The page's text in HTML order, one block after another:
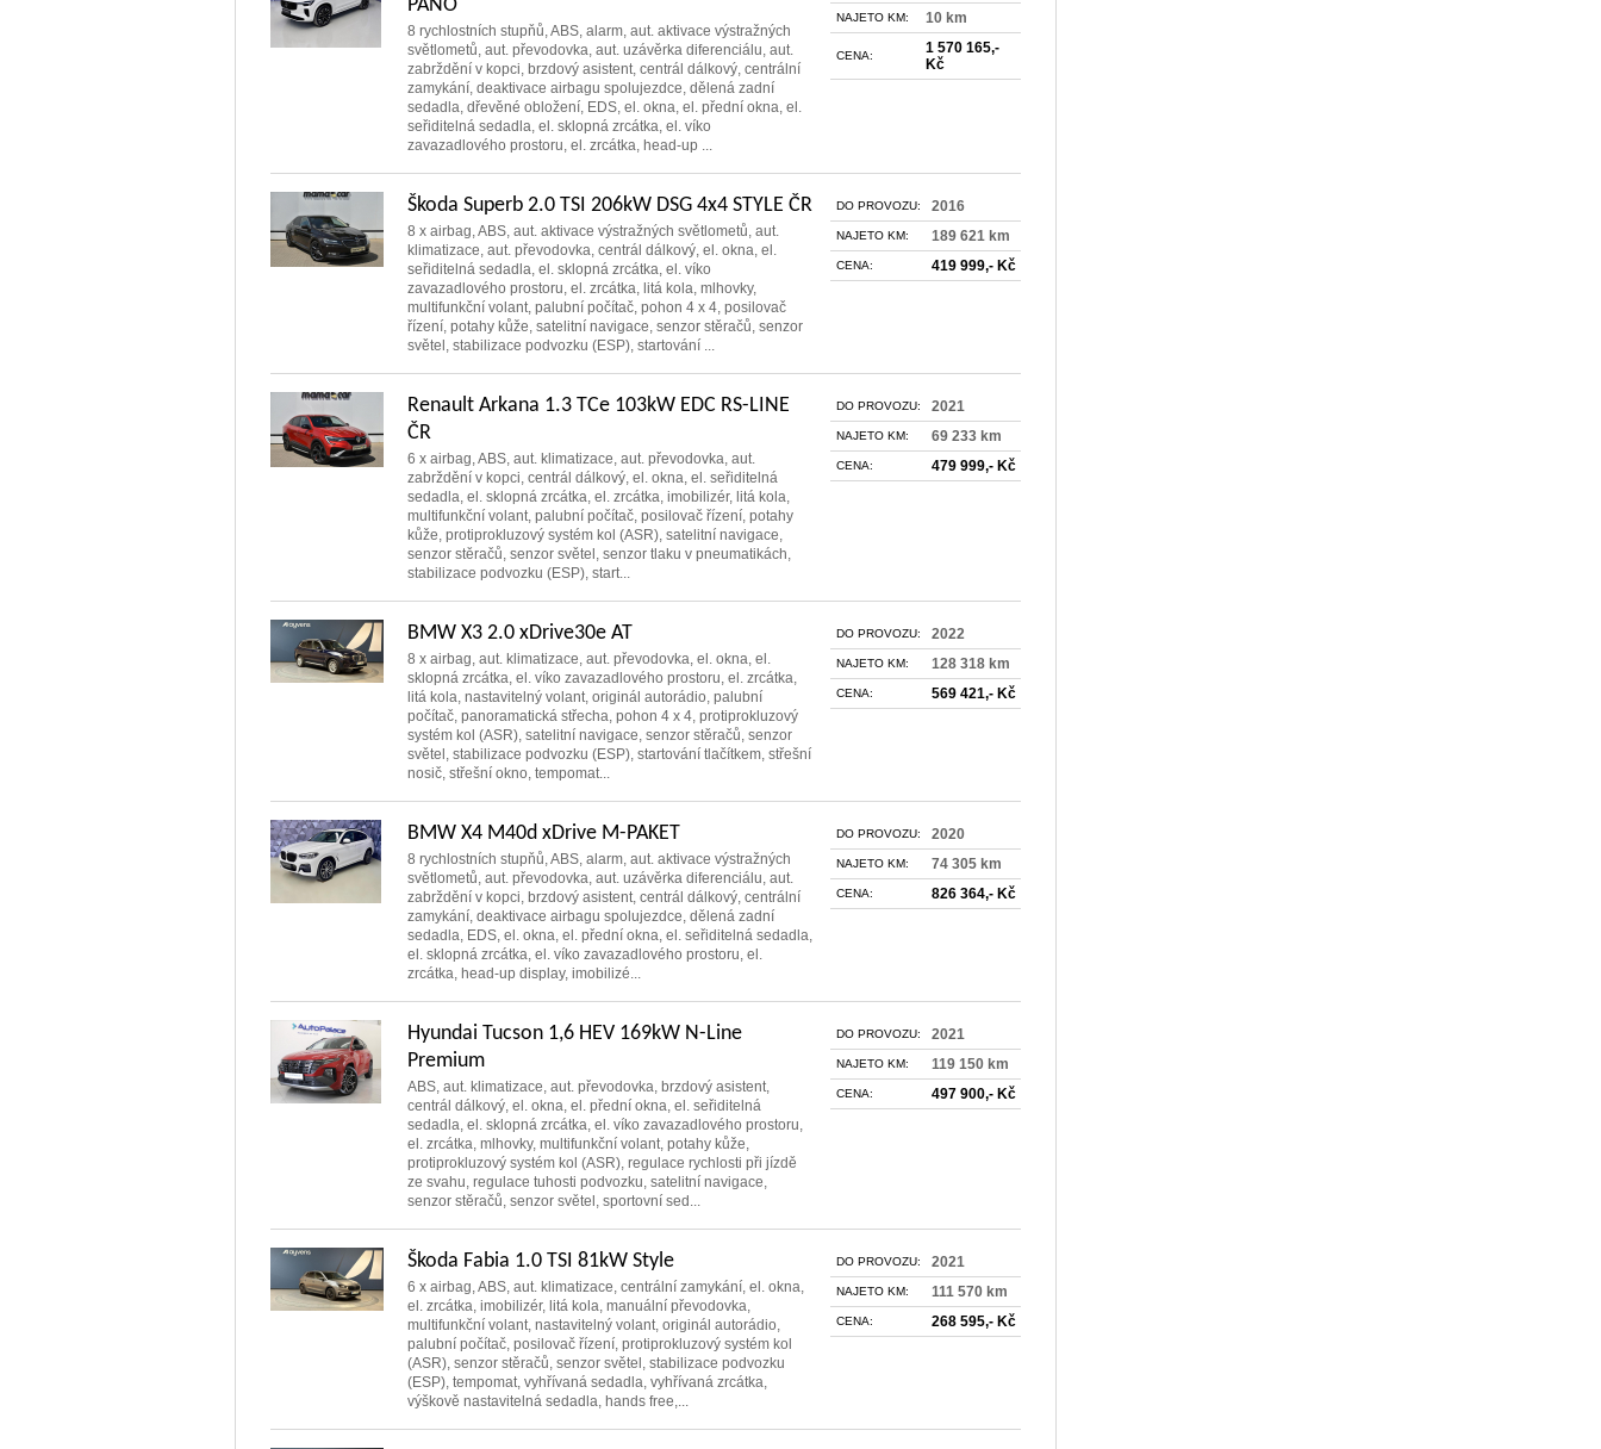
PANO
8 rychlostních stupňů, ABS, alarm, aut. aktivace výstražných
světlometů, aut. převodovka, aut. uzávěrka diferenciálu, aut.
zabrždění v kopci, brzdový asistent, centrál dálkový, centrální
zamykání, deaktivace airbagu spolujezdce, dělená zadní
sedadla, dřevěné obložení, EDS, el. okna, el. přední okna, el.
seřiditelná sedadla, el. sklopná zrcátka, el. víko
zavazadlového prostoru, el. zrcátka, head-up ...
NAJETO KM: 10 km
CENA:
1 570 165,-
Kč
Škoda Superb 2.0 TSI 206kW DSG 4x4 STYLE ČR
8 x airbag, ABS, aut. aktivace výstražných světlometů, aut.
klimatizace, aut. převodovka, centrál dálkový, el. okna, el.
seřiditelná sedadla, el. sklopná zrcátka, el. víko
zavazadlového prostoru, el. zrcátka, litá kola, mlhovky,
multifunkční volant, palubní počítač, pohon 4 x 4, posilovač
řízení, potahy kůže, satelitní navigace, senzor stěračů, senzor
světel, stabilizace podvozku (ESP), startování ...
DO PROVOZU: 2016
NAJETO KM: 189 621 km
CENA: 419 999,- Kč
Renault Arkana 1.3 TCe 103kW EDC RS-LINE
ČR
6 x airbag, ABS, aut. klimatizace, aut. převodovka, aut.
zabrždění v kopci, centrál dálkový, el. okna, el. seřiditelná
sedadla, el. sklopná zrcátka, el. zrcátka, imobilizér, litá kola,
multifunkční volant, palubní počítač, posilovač řízení, potahy
kůže, protiprokluzový systém kol (ASR), satelitní navigace,
senzor stěračů, senzor světel, senzor tlaku v pneumatikách,
stabilizace podvozku (ESP), start...
DO PROVOZU: 2021
NAJETO KM: 69 233 km
CENA: 479 999,- Kč
BMW X3 2.0 xDrive30e AT
8 x airbag, aut. klimatizace, aut. převodovka, el. okna, el.
sklopná zrcátka, el. víko zavazadlového prostoru, el. zrcátka,
litá kola, nastavitelný volant, originál autorádio, palubní
počítač, panoramatická střecha, pohon 4 x 4, protiprokluzový
systém kol (ASR), satelitní navigace, senzor stěračů, senzor
světel, stabilizace podvozku (ESP), startování tlačítkem, střešní
nosič, střešní okno, tempomat...
DO PROVOZU: 2022
NAJETO KM: 128 318 km
CENA: 569 421,- Kč
BMW X4 M40d xDrive M-PAKET
8 rychlostních stupňů, ABS, alarm, aut. aktivace výstražných
světlometů, aut. převodovka, aut. uzávěrka diferenciálu, aut.
zabrždění v kopci, brzdový asistent, centrál dálkový, centrální
zamykání, deaktivace airbagu spolujezdce, dělená zadní
sedadla, EDS, el. okna, el. přední okna, el. seřiditelná sedadla,
el. sklopná zrcátka, el. víko zavazadlového prostoru, el.
zrcátka, head-up display, imobilizé...
DO PROVOZU: 2020
NAJETO KM: 74 305 km
CENA: 826 364,- Kč
Hyundai Tucson 1,6 HEV 169kW N-Line
Premium
ABS, aut. klimatizace, aut. převodovka, brzdový asistent,
centrál dálkový, el. okna, el. přední okna, el. seřiditelná
sedadla, el. sklopná zrcátka, el. víko zavazadlového prostoru,
el. zrcátka, mlhovky, multifunkční volant, potahy kůže,
protiprokluzový systém kol (ASR), regulace rychlosti při jízdě
ze svahu, regulace tuhosti podvozku, satelitní navigace,
senzor stěračů, senzor světel, sportovní sed...
DO PROVOZU: 2021
NAJETO KM: 119 150 km
CENA: 497 900,- Kč
Škoda Fabia 1.0 TSI 81kW Style
6 x airbag, ABS, aut. klimatizace, centrální zamykání, el. okna,
el. zrcátka, imobilizér, litá kola, manuální převodovka,
multifunkční volant, nastavitelný volant, originál autorádio,
palubní počítač, posilovač řízení, protiprokluzový systém kol
(ASR), senzor stěračů, senzor světel, stabilizace podvozku
(ESP), tempomat, vyhřívaná sedadla, vyhřívaná zrcátka,
výškově nastavitelná sedadla, hands free,...
DO PROVOZU: 2021
NAJETO KM: 111 570 km
CENA: 268 595,- Kč